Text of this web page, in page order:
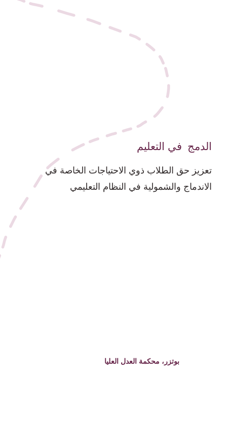
الدمج في التعليم
تعزيز حق الطلاب ذوي الاحتياجات الخاصة في
الاندماج والشمولية في النظام التعليمي
بوتزر، محكمة العدل العليا